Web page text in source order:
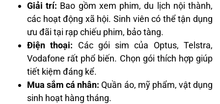
Giải trí: Bao gồm xem phim, du lịch nội thành,
các hoạt động xã hội. Sinh viên có thể tận dụng
ưu đãi tại rạp chiếu phim, bảo tàng.
Điện thoại: Các gói sim của Optus, Telstra,
Vodafone rất phổ biến. Chọn gói thích hợp giúp
tiết kiệm đáng kể.
Mua sắm cá nhân: Quần áo, mỹ phẩm, vật dụng
sinh hoạt hàng tháng.